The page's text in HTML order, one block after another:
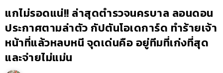
แกไม่รอดแน่!! ล่าสุดตำรวจนครบาล ลอนดอน
ประกาศตามล่าตัว กัปตันโอเดการ์ด ทำร้ายเจ้า
หน้าที่แล้วหลบหนี จุดเด่นคือ อยู่ทีมที่เก่งที่สุด
และจ่ายไม่แม่น